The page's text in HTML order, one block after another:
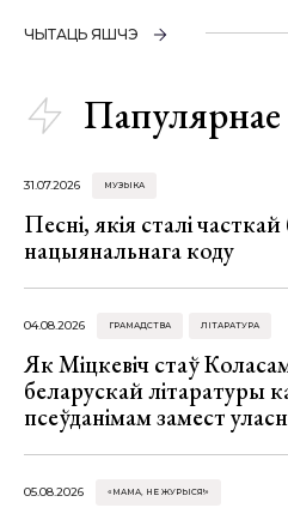
ЧЫТАЦЬ ЯШЧЭ
Папулярнае
31.07.2026 МУЗЫКА
Песні, якія сталі
нацыянальнага коду
04.08.2026 ГРАМАДСТВА ЛІТАРАТУРА
Як Міцкевіч стаў
беларускай літаратуры
псеўданімам замест
05.08.2026 «МАМА, НЕ ЖУРЫСЯ!»